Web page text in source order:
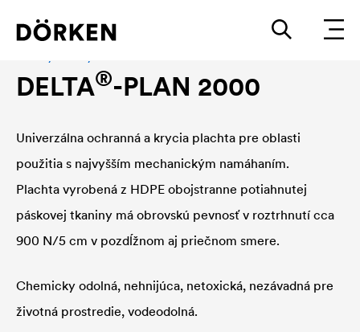
DELTA®-PLAN 2000
Univerzálna ochranná a krycia plachta pre oblasti
použitia s najvyšším mechanickým namáhaním.
Plachta vyrobená z HDPE obojstranne potiahnutej
páskovej tkaniny má obrovskú pevnosť v roztrhnutí cca
900 N/5 cm v pozdĺžnom aj priečnom smere.
Chemicky odolná, nehnijúca, netoxická, nezávadná pre
životná prostredie, vodeodolná.